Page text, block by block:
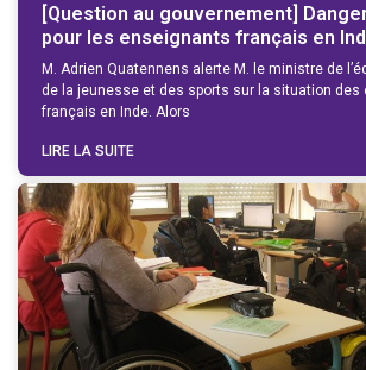
[Question au gouvernement]
pour les enseignants français en
M. Adrien Quatennens alerte M. le ministre de
de la jeunesse et des sports sur la situation des
français en Inde. Alors
LIRE LA SUITE